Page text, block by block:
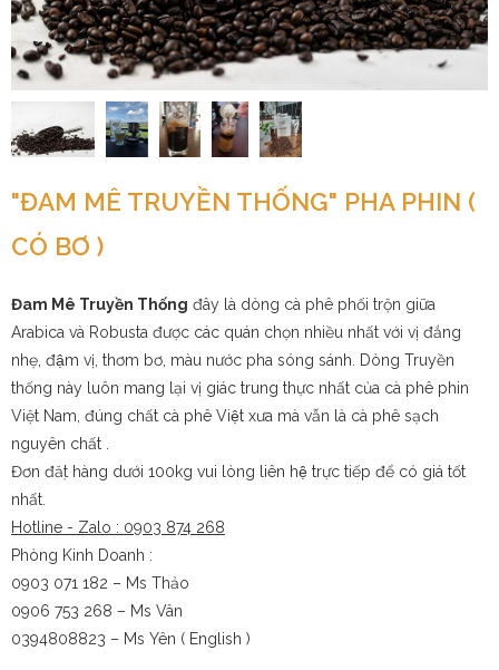
"ĐAM MÊ TRUYỀN THỐNG" PHA PHIN (
CÓ BƠ )
Đam Mê Truyền Thống đây là dòng cà phê phối trộn giữa
Arabica và Robusta được các quán chọn nhiều nhất với vị đắng
nhẹ, đậm vị, thơm bơ, màu nước pha sóng sánh. Dòng Truyền
thống này luôn mang lại vị giác trung thực nhất của cà phê phin
Việt Nam, đúng chất cà phê Việt xưa mà vẫn là cà phê sạch
nguyên chất .
Đơn đặt hàng dưới 100kg vui lòng liên hệ trực tiếp để có giá tốt
nhất.
Hotline - Zalo : 0903 874 268
Phòng Kinh Doanh :
0903 071 182 – Ms Thảo
0906 753 268 – Ms Vân
0394808823 – Ms Yên ( English )